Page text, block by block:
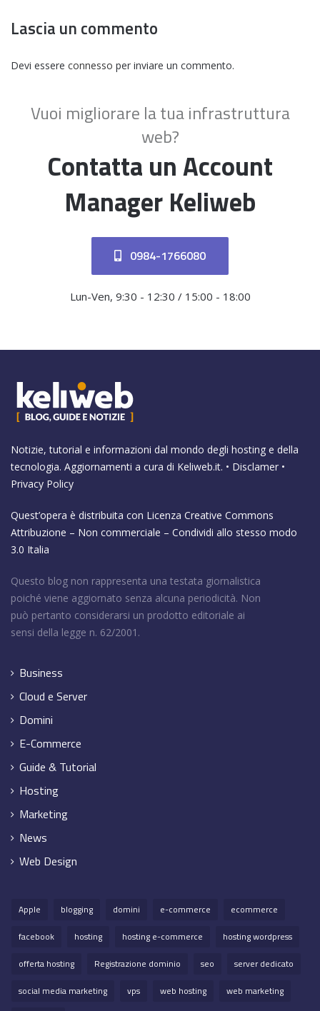
Lascia un commento
Devi essere connesso per inviare un commento.
Vuoi migliorare la tua infrastruttura
web?
Contatta un Account
Manager Keliweb
0984-1766080
Lun-Ven, 9:30 - 12:30 / 15:00 - 18:00
Notizie, tutorial e informazioni dal mondo degli hosting e della
tecnologia. Aggiornamenti a cura di Keliweb.it. • Disclamer •
Privacy Policy
Quest’opera è distribuita con Licenza Creative Commons
Attribuzione – Non commerciale – Condividi allo stesso modo
3.0 Italia
Questo blog non rappresenta una testata giornalistica
poiché viene aggiornato senza alcuna periodicità. Non
può pertanto considerarsi un prodotto editoriale ai
sensi della legge n. 62/2001.
Business
Cloud e Server
Domini
E-Commerce
Guide & Tutorial
Hosting
Marketing
News
Web Design
Apple blogging domini e-commerce
ecommerce
facebook
hosting hosting e-commerce
hosting wordpress
offerta hosting
Registrazione dominio seo
server dedicato
social media marketing
vps web hosting web marketing